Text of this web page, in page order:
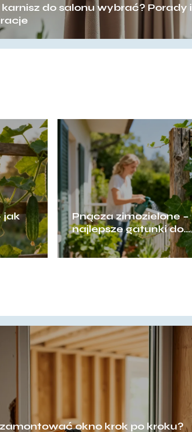
do salonu wybrać? Porady i
jak
Pnącza zimozielone –
najlepsze gatunki do
ogrodu i na balkon
okno krok po kroku?